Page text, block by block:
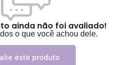
ainda não foi avaliado!
o que você achou dele.
este produto